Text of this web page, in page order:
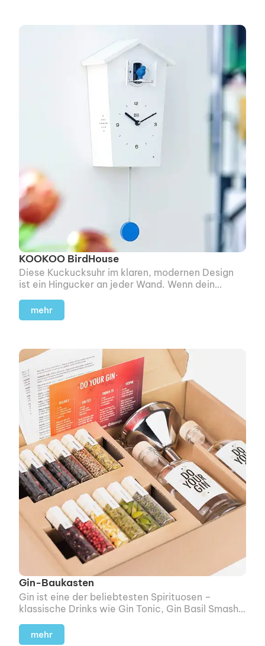
KOOKOO BirdHouse
Diese Kuckucksuhr im klaren, modernen Design
ist ein Hingucker an jeder Wand. Wenn dein
sie sich bei ihm bestimmt richtig gut.
mehr
Gin-Baukasten
Gin ist eine der beliebtesten Spirituosen –
klassische Drinks wie Gin Tonic, Gin Basil Smash
mehr